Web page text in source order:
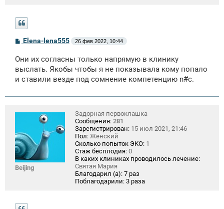
С
б
щ
н
е
Elena-lena555 26 фев 2022, 10:44
Они их согласны только напрямую в клинику
выслать. Якобы чтобы я не показывала кому попало
и ставили везде под сомнение компетенцию n#c.
Beijing
Задорная первоклашка
Сообщения: 281
Зарегистрирован: 15 июл 2021, 21:46
Пол: Женский
Сколько попыток ЭКО: 1
Стаж бесплодия: 0
В каких клиниках проводилось лечение:
Святая Мария
Благодарил (а): 7 раз
Поблагодарили: 3 раза